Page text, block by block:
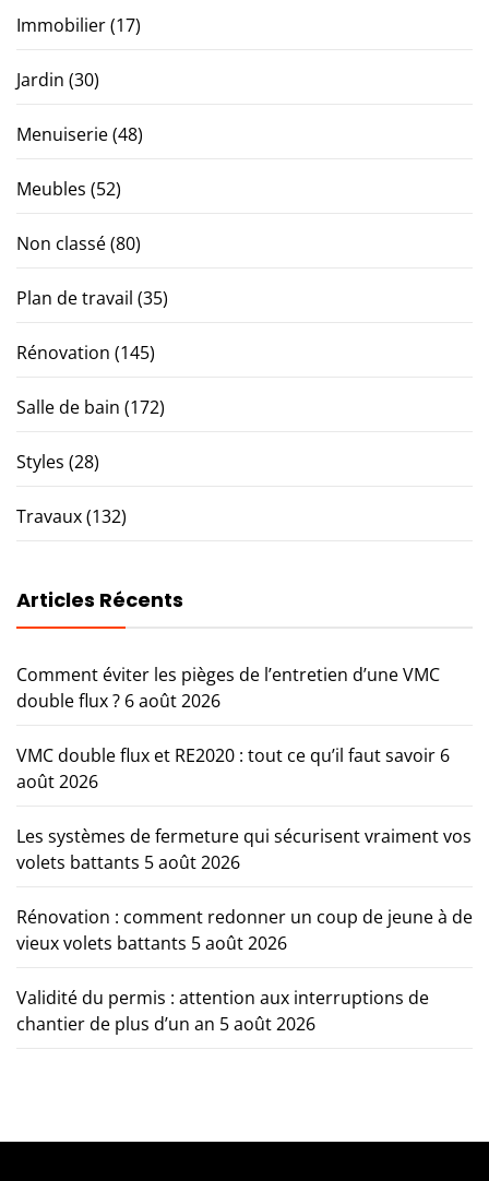
Immobilier(17)
Jardin (30)
Menuiserie(48)
Meubles (52)
Non classé(80)
Plan de travail (35)
Rénovation (145)
Salle de bain (172)
Styles (28)
Travaux(132)
Articles Récents
Comment éviter les pièges de l’entretien d’une VMC
double flux ? 6 août 2026
VMC double flux et RE2020 : tout ce qu’il faut savoir 6
août 2026
Les systèmes de fermeture qui sécurisent vraiment vos
volets battants 5 août 2026
Rénovation : comment redonner un coup de jeune à de
vieux volets battants 5 août 2026
Validité du permis : attention aux interruptions de
chantier de plus d’un an 5 août 2026